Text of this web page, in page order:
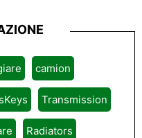
camion
Transmission
Radiators